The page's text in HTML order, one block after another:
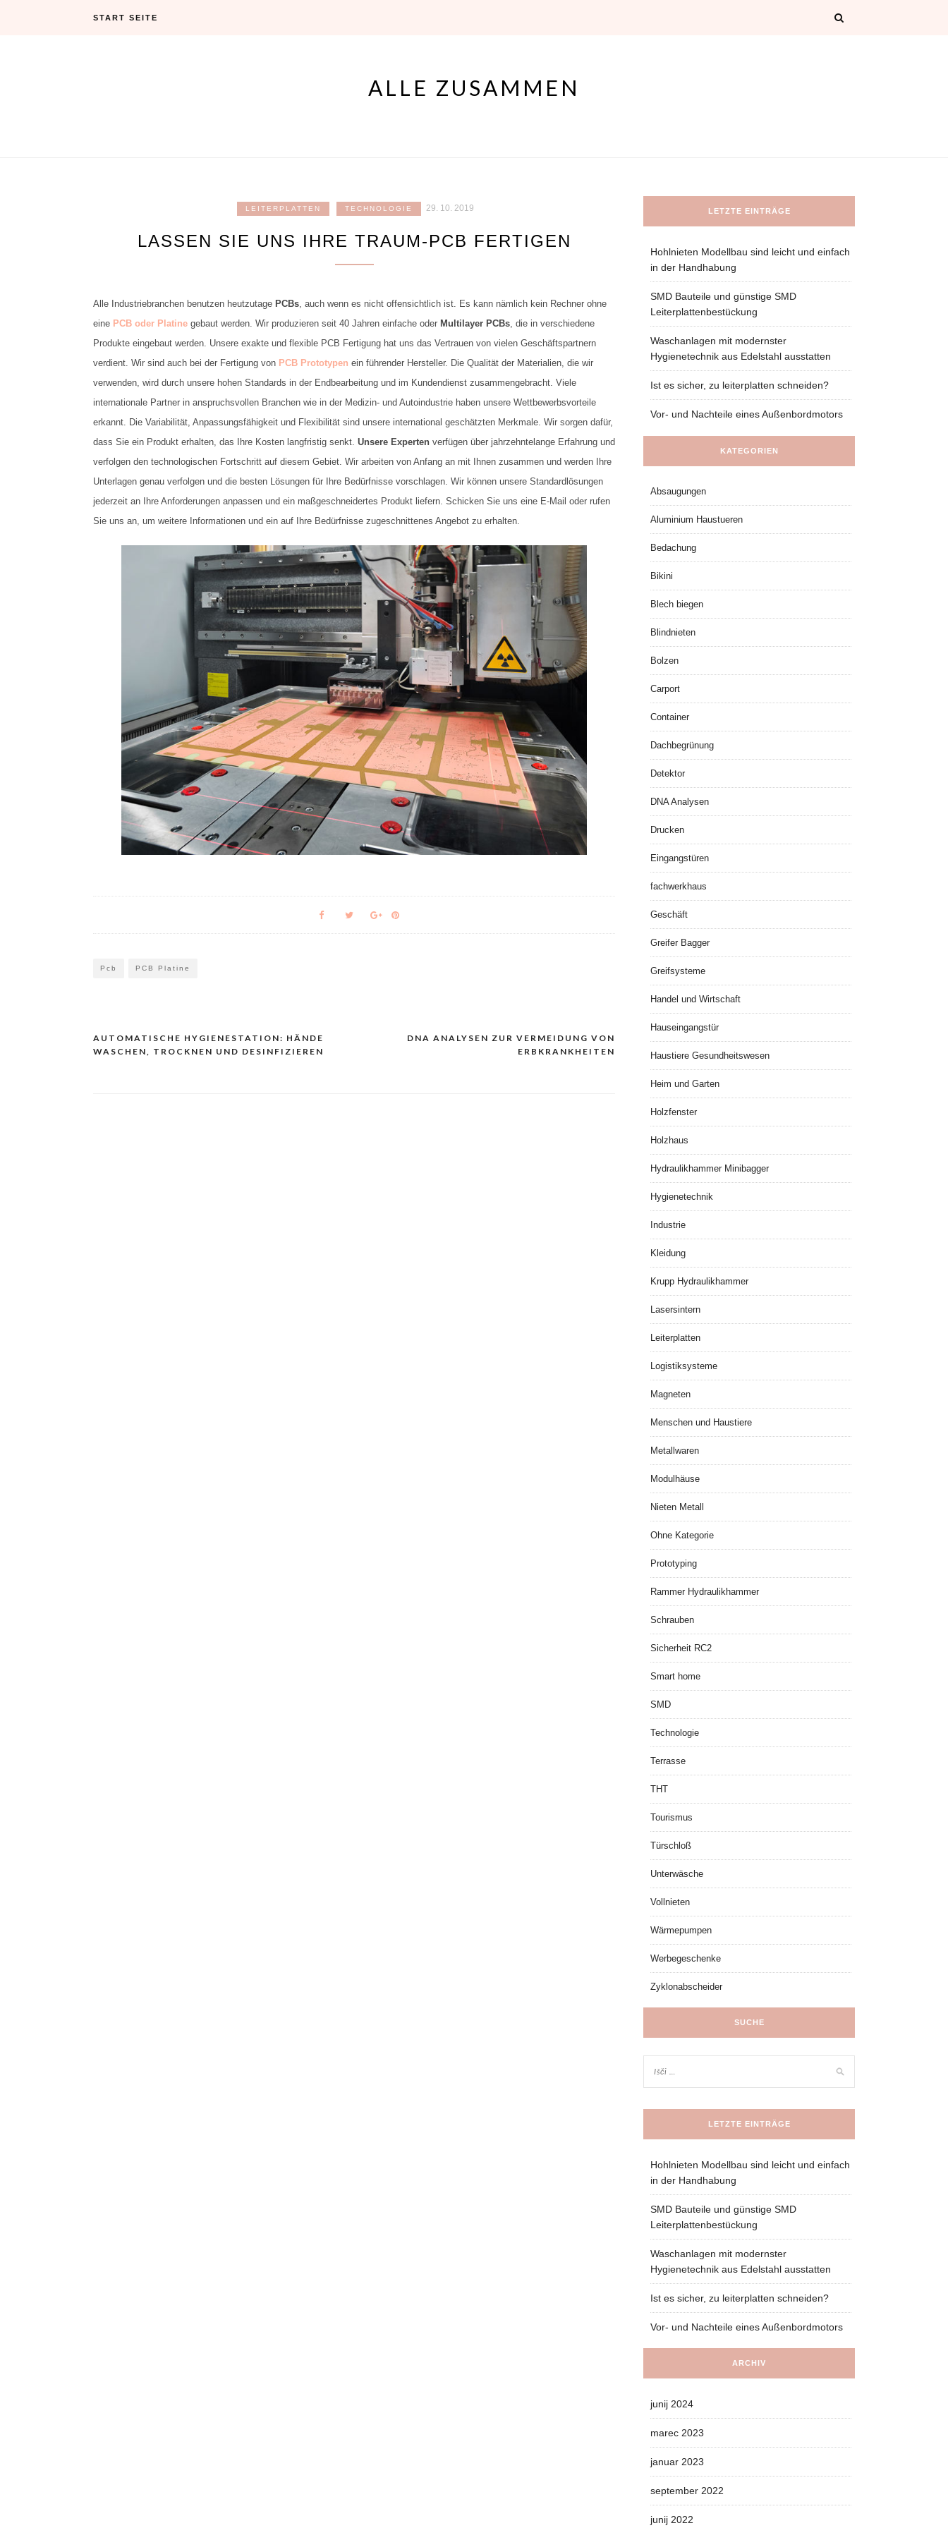
START SEITE
ALLE ZUSAMMEN
LEITERPLATTEN TECHNOLOGIE 29. 10. 2019
LASSEN SIE UNS IHRE TRAUM-PCB FERTIGEN
Alle Industriebranchen benutzen heutzutage PCBs, auch wenn es nicht offensichtlich ist. Es kann nämlich kein Rechner ohne
eine PCB oder Platine gebaut werden. Wir produzieren seit 40 Jahren einfache oder Multilayer PCBs, die in verschiedene
Produkte eingebaut werden. Unsere exakte und flexible PCB Fertigung hat uns das Vertrauen von vielen Geschäftspartnern
verdient. Wir sind auch bei der Fertigung von PCB Prototypen ein führender Hersteller. Die Qualität der Materialien, die wir
verwenden, wird durch unsere hohen Standards in der Endbearbeitung und im Kundendienst zusammengebracht. Viele
internationale Partner in anspruchsvollen Branchen wie in der Medizin- und Autoindustrie haben unsere Wettbewerbsvorteile
erkannt. Die Variabilität, Anpassungsfähigkeit und Flexibilität sind unsere international geschätzten Merkmale. Wir sorgen dafür,
dass Sie ein Produkt erhalten, das Ihre Kosten langfristig senkt. Unsere Experten verfügen über jahrzehntelange Erfahrung und
verfolgen den technologischen Fortschritt auf diesem Gebiet. Wir arbeiten von Anfang an mit Ihnen zusammen und werden Ihre
Unterlagen genau verfolgen und die besten Lösungen für Ihre Bedürfnisse vorschlagen. Wir können unsere Standardlösungen
jederzeit an Ihre Anforderungen anpassen und ein maßgeschneidertes Produkt liefern. Schicken Sie uns eine E-Mail oder rufen
Sie uns an, um weitere Informationen und ein auf Ihre Bedürfnisse zugeschnittenes Angebot zu erhalten.
Pcb PCB Platine
Navigacija
AUTOMATISCHE HYGIENESTATION: HÄNDE
WASCHEN, TROCKNEN UND DESINFIZIEREN
DNA ANALYSEN ZUR VERMEIDUNG VON
ERBKRANKHEITEN
LETZTE EINTRÄGE
Hohlnieten Modellbau sind leicht und einfach
in der Handhabung
SMD Bauteile und günstige SMD
Leiterplattenbestückung
Waschanlagen mit modernster
Hygienetechnik aus Edelstahl ausstatten
Ist es sicher, zu leiterplatten schneiden?
Vor- und Nachteile eines Außenbordmotors
KATEGORIEN
Absaugungen
Aluminium Haustueren
Bedachung
Bikini
Blech biegen
Blindnieten
Bolzen
Carport
Container
Dachbegrünung
Detektor
DNA Analysen
Drucken
Eingangstüren
fachwerkhaus
Geschäft
Greifer Bagger
Greifsysteme
Handel und Wirtschaft
Hauseingangstür
Haustiere Gesundheitswesen
Heim und Garten
Holzfenster
Holzhaus
Hydraulikhammer Minibagger
Hygienetechnik
Industrie
Kleidung
Krupp Hydraulikhammer
Lasersintern
Leiterplatten
Logistiksysteme
Magneten
Menschen und Haustiere
Metallwaren
Modulhäuse
Nieten Metall
Ohne Kategorie
Prototyping
Rammer Hydraulikhammer
Schrauben
Sicherheit RC2
Smart home
SMD
Technologie
Terrasse
THT
Tourismus
Türschloß
Unterwäsche
Vollnieten
Wärmepumpen
Werbegeschenke
Zyklonabscheider
SUCHE
LETZTE EINTRÄGE
Hohlnieten Modellbau sind leicht und einfach
in der Handhabung
SMD Bauteile und günstige SMD
Leiterplattenbestückung
Waschanlagen mit modernster
Hygienetechnik aus Edelstahl ausstatten
Ist es sicher, zu leiterplatten schneiden?
Vor- und Nachteile eines Außenbordmotors
ARCHIV
junij 2024
marec 2023
januar 2023
september 2022
junij 2022